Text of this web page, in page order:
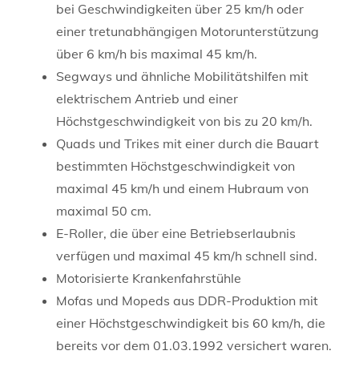
bei Geschwindigkeiten über 25 km/h oder
einer tretunabhängigen Motorunterstützung
über 6 km/h bis maximal 45 km/h.
Segways und ähnliche Mobilitätshilfen mit
elektrischem Antrieb und einer
Höchstgeschwindigkeit von bis zu 20 km/h.
Quads und Trikes mit einer durch die Bauart
bestimmten Höchstgeschwindigkeit von
maximal 45 km/h und einem Hubraum von
maximal 50 cm.
E-Roller, die über eine Betriebserlaubnis
verfügen und maximal 45 km/h schnell sind.
Motorisierte Krankenfahrstühle
Mofas und Mopeds aus DDR-Produktion mit
einer Höchstgeschwindigkeit bis 60 km/h, die
bereits vor dem 01.03.1992 versichert waren.